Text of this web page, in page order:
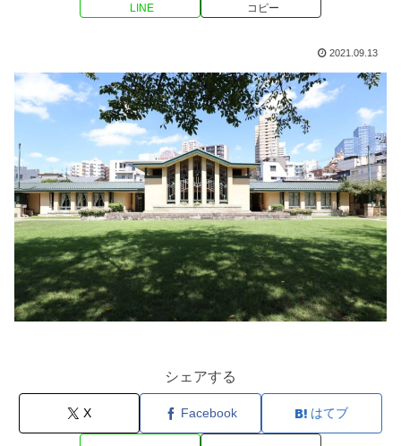
LINE コピー
2021.09.13
シェアする
X Facebook はてブ